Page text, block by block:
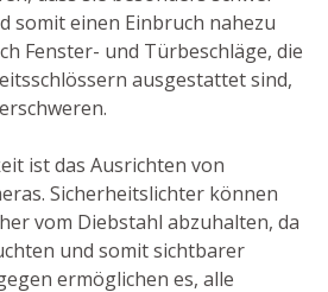
somit einen Einbruch nahezu
Fenster- und Türbeschläge, die
ausgestattet sind,
ist das Ausrichten von
Sicherheitslichter können
vom Diebstahl abzuhalten, da
und somit sichtbarer
ermöglichen es, alle